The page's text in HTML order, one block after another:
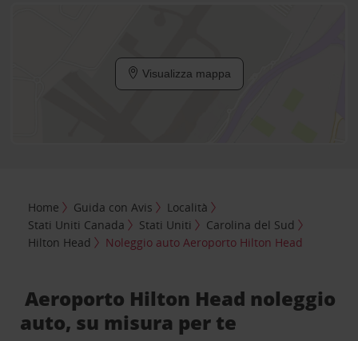
Visualizza mappa
Home Guida con Avis
Località
Stati Uniti Canada
Stati Uniti
Carolina del Sud
Hilton Head
Noleggio auto Aeroporto Hilton Head
Aeroporto Hilton Head noleggio
auto, su misura per te